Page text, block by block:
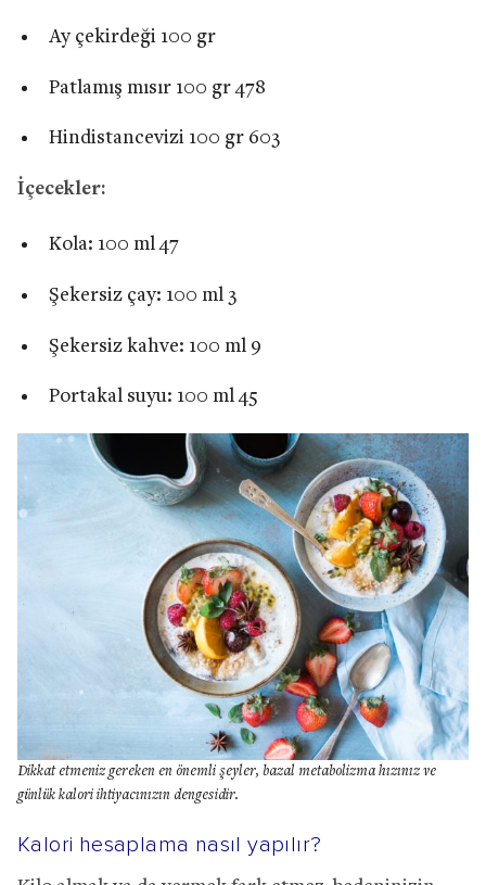
Ay çekirdeği 100 gr
Patlamış mısır 100 gr 478
Hindistancevizi 100 gr 603
İçecekler:
Kola: 100 ml 47
Şekersiz çay: 100 ml 3
Şekersiz kahve: 100 ml 9
Portakal suyu: 100 ml 45
Dikkat etmeniz gereken en önemli şeyler, bazal metabolizma hızınız ve
günlük kalori ihtiyacınızın dengesidir.
Kalori hesaplama nasıl yapılır?